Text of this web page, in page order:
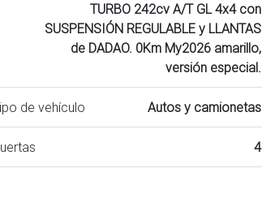
TURBO 242cv A/T GL 4x4 con
SUSPENSIÓN REGULABLE y LLANTAS
de DADAO. 0Km My2026 amarillo,
versión especial.
de vehículo Autos y camionetas
4